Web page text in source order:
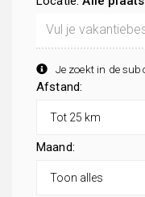
Je zoekt in de
Afstand:
Maand: